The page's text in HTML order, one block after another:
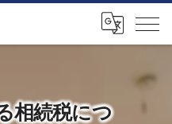
相続税につ